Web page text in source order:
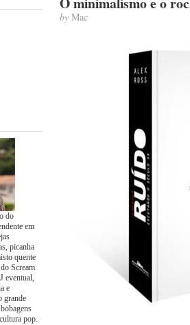
byMac
do
em
picanha
quente
Scream
eventual,
e
grande
pop.